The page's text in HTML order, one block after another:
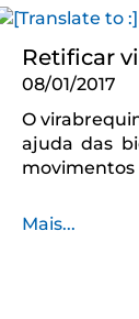
Retificar
08/01/2017
O
ajuda das
Mais...